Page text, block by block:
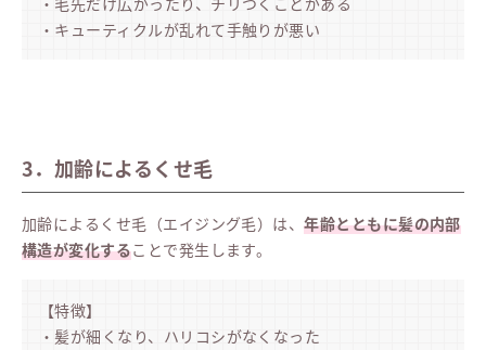
・キューティクルが乱れて手触りが悪い
3．加齢によるくせ毛
加齢によるくせ毛（エイジング毛）は、年齢とともに髪の内部
構造が変化することで発生します。
【特徴】
・髪が細くなり、ハリコシがなくなった